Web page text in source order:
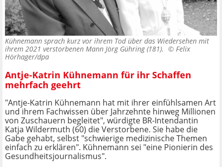
Kühnemann sprach kurz vor ihrem Tod über das Wiedersehen mit
ihrem 2021 verstorbenen Mann Jörg Gühring (†81). © Felix
Hörhager/dpa
Antje-Katrin Kühnemann für ihr Schaffen
mehrfach geehrt
"Antje-Katrin Kühnemann hat mit ihrer einfühlsamen Art
und ihrem Fachwissen über Jahrzehnte hinweg Millionen
von Zuschauern begleitet", würdigte BR-Intendantin
Katja Wildermuth (60) die Verstorbene. Sie habe die
Gabe gehabt, selbst "schwierige medizinische Themen
einfach zu erklären". Kühnemann sei "eine Pionierin des
Gesundheitsjournalismus".